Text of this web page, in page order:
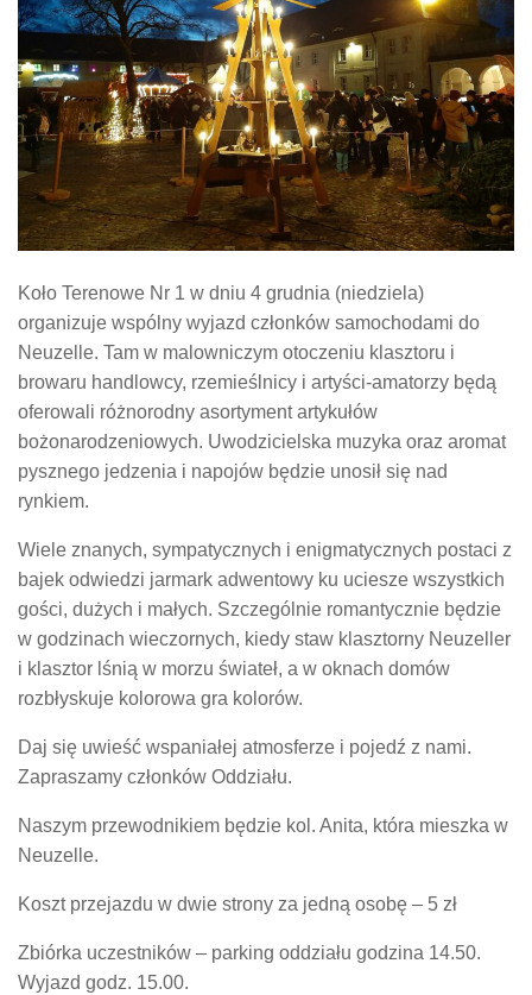
Koło Terenowe Nr 1 w dniu 4 grudnia (niedziela)
organizuje wspólny wyjazd członków samochodami do
Neuzelle. Tam w malowniczym otoczeniu klasztoru i
browaru handlowcy, rzemieślnicy i artyści-amatorzy będą
oferowali różnorodny asortyment artykułów
bożonarodzeniowych. Uwodzicielska muzyka oraz aromat
pysznego jedzenia i napojów będzie unosił się nad
rynkiem.
Wiele znanych, sympatycznych i enigmatycznych postaci z
bajek odwiedzi jarmark adwentowy ku uciesze wszystkich
gości, dużych i małych. Szczególnie romantycznie będzie
w godzinach wieczornych, kiedy staw klasztorny Neuzeller
i klasztor lśnią w morzu świateł, a w oknach domów
rozbłyskuje kolorowa gra kolorów.
Daj się uwieść wspaniałej atmosferze i pojedź z nami.
Zapraszamy członków Oddziału.
Naszym przewodnikiem będzie kol. Anita, która mieszka w
Neuzelle.
Koszt przejazdu w dwie strony za jedną osobę – 5 zł
Zbiórka uczestników – parking oddziału godzina 14.50.
Wyjazd godz. 15.00.